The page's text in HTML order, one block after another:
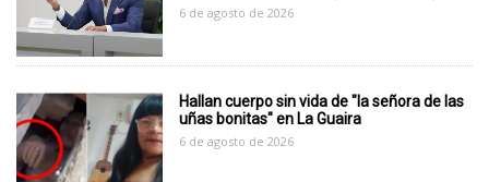
6 de agosto de 2026
Hallan cuerpo sin vida de "la señora de las
uñas bonitas" en La Guaira
6 de agosto de 2026